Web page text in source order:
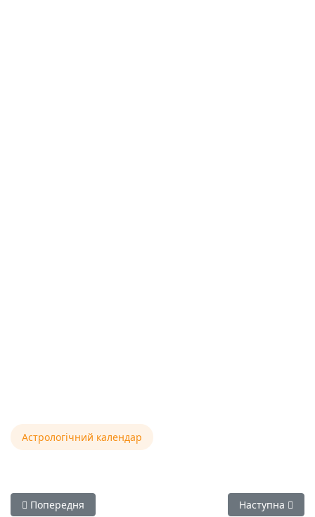
Астрологічний календар
Попередня стаття: Астрологічний календар: вересень 2026
Попередня Наступна
Наступна